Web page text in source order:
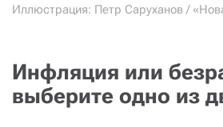
Иллюстрация: Петр Саруханов /
Инфляция или
выберите одно из